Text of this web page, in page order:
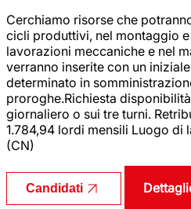
Cerchiamo risorse che
cicli produttivi, nel montaggio
lavorazioni meccaniche e nel
verranno inserite con un
determinato in
proroghe.Richiesta
giornaliero o sui tre turni.
1.784,94 lordi mensili Luogo di
(CN)
Candidati